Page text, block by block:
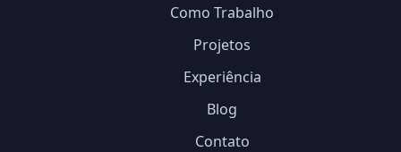
Como Trabalho
Projetos
Experiência
Blog
Contato